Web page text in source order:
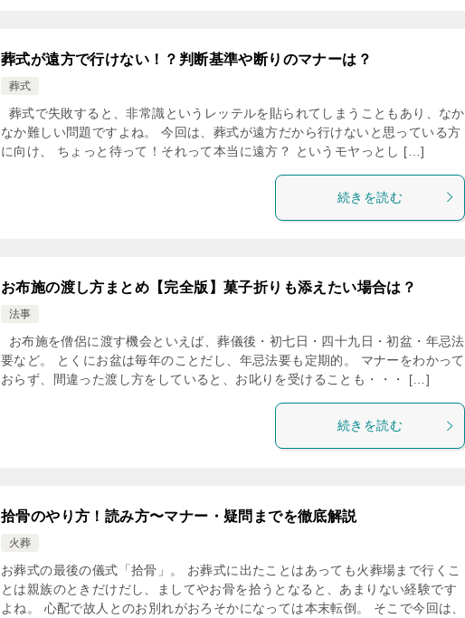
葬式が遠方で行けない！？判断基準や断りのマナーは？
葬式
葬式で失敗すると、非常識というレッテルを貼られてしまうこともあり、なか
なか難しい問題ですよね。 今回は、葬式が遠方だから行けないと思っている方
に向け、 ちょっと待って！それって本当に遠方？ というモヤっとし […]
続きを読む
お布施の渡し方まとめ【完全版】菓子折りも添えたい場合は？
法事
お布施を僧侶に渡す機会といえば、葬儀後・初七日・四十九日・初盆・年忌法
要など。 とくにお盆は毎年のことだし、年忌法要も定期的。 マナーをわかって
おらず、間違った渡し方をしていると、お叱りを受けることも・・・ […]
続きを読む
拾骨のやり方！読み方〜マナー・疑問までを徹底解説
火葬
お葬式の最後の儀式「拾骨」。 お葬式に出たことはあっても火葬場まで行くこ
とは親族のときだけだし、ましてやお骨を拾うとなると、あまりない経験です
よね。 心配で故人とのお別れがおろそかになっては本末転倒。 そこで今回は、